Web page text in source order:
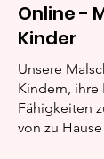
Online -
Kinder
Unsere
Kindern, ihre
Fähigkeiten
von zu Hause